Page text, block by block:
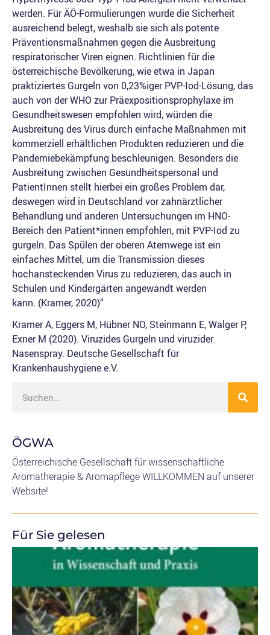
werden. Für ÄÖ-Formulierungen wurde die Sicherheit
ausreichend belegt, weshalb sie sich als potente
Präventionsmaßnahmen gegen die Ausbreitung
respiratorischer Viren eignen. Richtlinien für die
österreichische Bevölkerung, wie etwa in Japan
praktiziertes Gurgeln von 0,23%iger PVP-Iod-Lösung, das
auch von der WHO zur Präexpositionsprophylaxe im
Gesundheitswesen empfohlen wird, würden die
Ausbreitung des Virus durch einfache Maßnahmen mit
kommerziell erhältlichen Produkten reduzieren und die
Pandemiebekämpfung beschleunigen. Besonders die
Ausbreitung zwischen Gesundheitspersonal und
PatientInnen stellt hierbei ein großes Problem dar,
deswegen wird in Deutschland vor zahnärztlicher
Behandlung und anderen Untersuchungen im HNO-
Bereich den Patient*innen empfohlen, mit PVP-Iod zu
gurgeln. Das Spülen der oberen Atemwege ist ein
einfaches Mittel, um die Transmission dieses
hochansteckenden Virus zu reduzieren, das auch in
Schulen und Kindergärten angewandt werden
kann. (Kramer, 2020)“
Kramer A, Eggers M, Hübner NO, Steinmann E, Walger P,
Exner M (2020). Viruzides Gurgeln und viruzider
Nasenspray. Deutsche Gesellschaft für
Krankenhaushygiene e.V.
ÖGWA
Österreichische Gesellschaft für wissenschaftliche
Aromatherapie & Aromapflege WILLKOMMEN auf unserer
Website!
Für Sie gelesen